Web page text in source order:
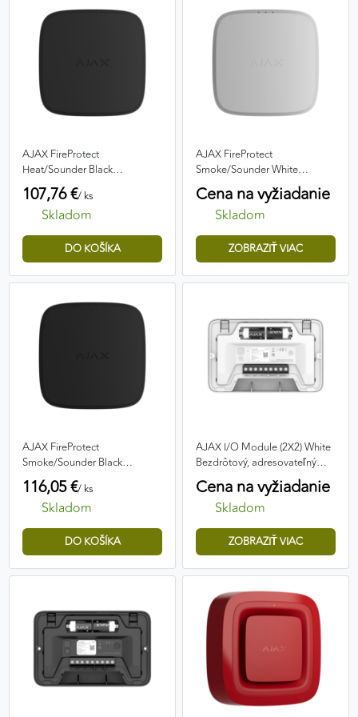
AJAX FireProtect
Heat/Sounder Black
Bezdrôtový adresovateľný
detektor požiaru so sirénou
107,76 €/ ks
Skladom
AJAX FireProtect
Smoke/Sounder White
Bezdrôtový adresovateľný
detektor dymu so sirénou
Cena na vyžiadanie
Skladom
ZOBRAZIŤ VIAC
AJAX FireProtect
Smoke/Sounder Black
Bezdrôtový adresovateľný
detektor dymu so sirénou
116,05 €/ ks
Skladom
AJAX I/O Module (2X2) White
Bezdrôtový, adresovateľný
modul
Cena na vyžiadanie
Skladom
ZOBRAZIŤ VIAC